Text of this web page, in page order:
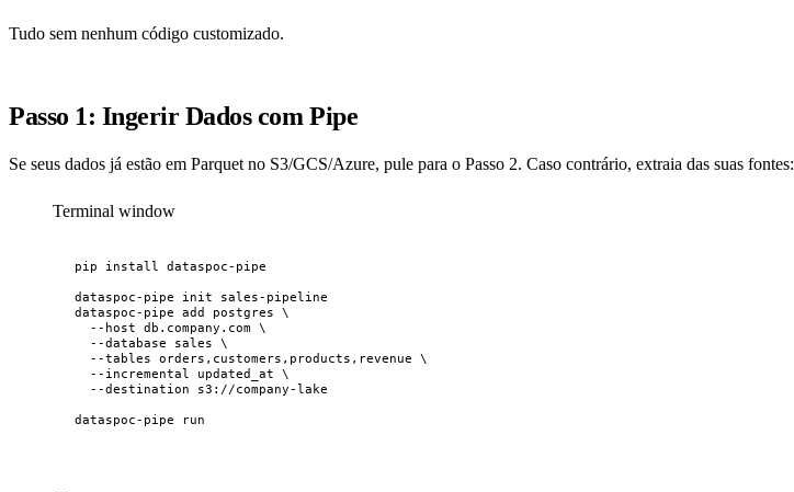
Tudo sem nenhum código customizado.
Passo 1: Ingerir Dados com Pipe
Se seus dados já estão em Parquet no S3/GCS/Azure, pule para o Passo 2. Caso contrário, extraia das suas fontes:
Terminal window
pip install dataspoc-pipe
dataspoc-pipe
init
sales-pipeline
dataspoc-pipe add postgres \
--host db.company.com \
--database
sales \
--tables orders,customers,products,revenue \
--incremental
updated_at \
--destination
s3://company-lake
dataspoc-pipe
run